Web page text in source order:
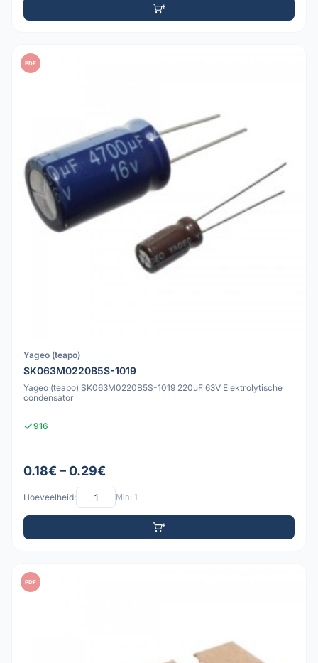
PDF
Yageo (teapo)
SK063M0220B5S-1019
Yageo (teapo) SK063M0220B5S-1019 220uF 63V Elektrolytische
condensator
916
0.18€ – 0.29€
Hoeveelheid: Min: 1
PDF